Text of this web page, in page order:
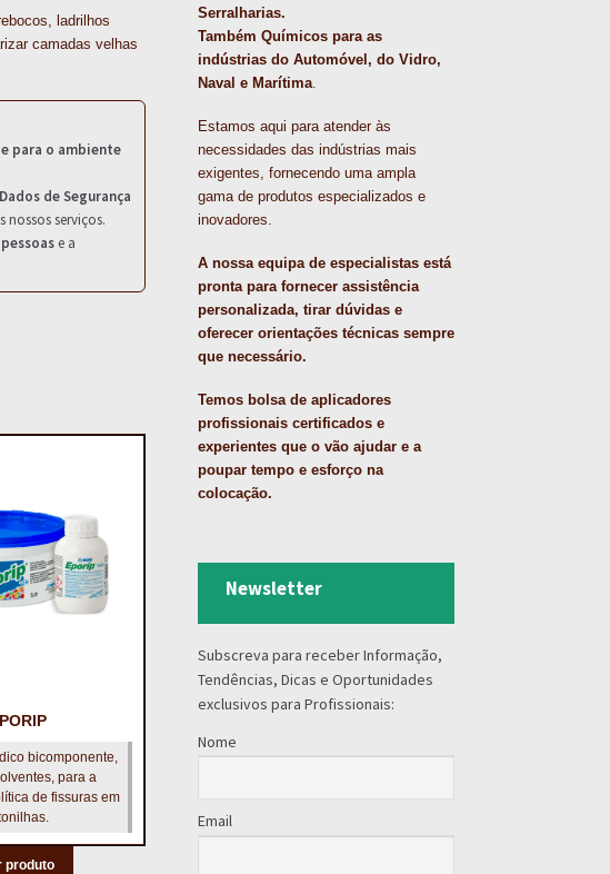
ladrilhos
camadas velhas
para o ambiente
de Segurança
nossos serviços.
e a
bicomponente,
para a
de fissuras em
produto
Serralharias.
Também Químicos para as
indústrias do Automóvel, do Vidro,
Naval e Marítima.
Estamos aqui para atender às
necessidades das indústrias mais
exigentes, fornecendo uma ampla
gama de produtos especializados e
inovadores.
A nossa equipa de especialistas está
pronta para fornecer assistência
personalizada, tirar dúvidas e
oferecer orientações técnicas sempre
que necessário.
Temos bolsa de aplicadores
profissionais certificados e
experientes que o vão ajudar e a
poupar tempo e esforço na
colocação.
Newsletter
Subscreva para receber Informação,
Tendências, Dicas e Oportunidades
exclusivos para Profissionais:
Nome
Email